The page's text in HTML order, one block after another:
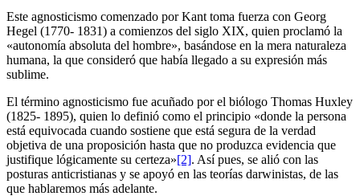
Este agnosticismo comenzado por Kant toma fuerza con Georg
Hegel (1770- 1831) a comienzos del siglo XIX, quien proclamó la
«autonomía absoluta del hombre», basándose en la mera naturaleza
humana, la que consideró que había llegado a su expresión más
sublime.
El término agnosticismo fue acuñado por el biólogo Thomas Huxley
(1825- 1895), quien lo definió como el principio «donde la persona
está equivocada cuando sostiene que está segura de la verdad
objetiva de una proposición hasta que no produzca evidencia que
justifique lógicamente su certeza»[2]. Así pues, se alió con las
posturas anticristianas y se apoyó en las teorías darwinis­tas, de las
que hablaremos más adelante.